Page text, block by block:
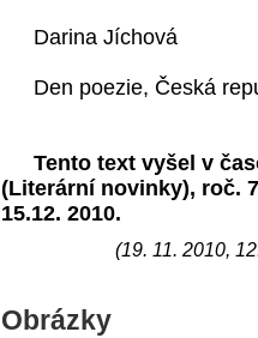
Darina Jíchová
Den poezie, Česká
Tento text vyšel v
(Literární novinky), roč.
15.12. 2010.
(19. 11. 2010,
Obrázky